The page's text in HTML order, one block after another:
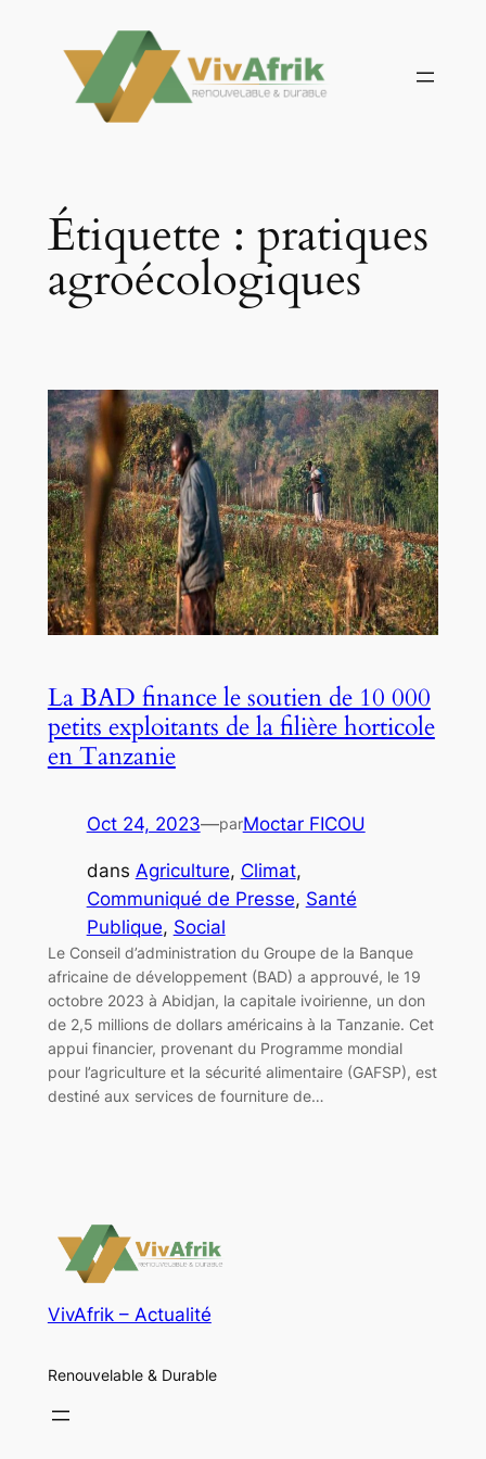
contenu
Étiquette : pratiques
agroécologiques
La BAD finance le soutien de 10 000
petits exploitants de la filière horticole
en Tanzanie
Oct 24, 2023—parMoctar FICOU
dans Agriculture, Climat
Communiqué de Presse, Santé
Publique, Social
Le Conseil d’administration du Groupe de la Banque
africaine de développement (BAD) a approuvé, le 19
octobre 2023 à Abidjan, la capitale ivoirienne, un don
de 2,5 millions de dollars américains à la Tanzanie. Cet
appui financier, provenant du Programme mondial
pour l’agriculture et la sécurité alimentaire (GAFSP), est
destiné aux services de fourniture de…
VivAfrik – Actualité
Renouvelable & Durable